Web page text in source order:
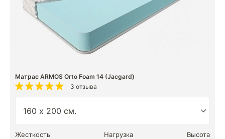
Матрас ARMOS Orto Foam 14 (Jacgard)
3 отзыва
Жесткость Нагрузка Высота